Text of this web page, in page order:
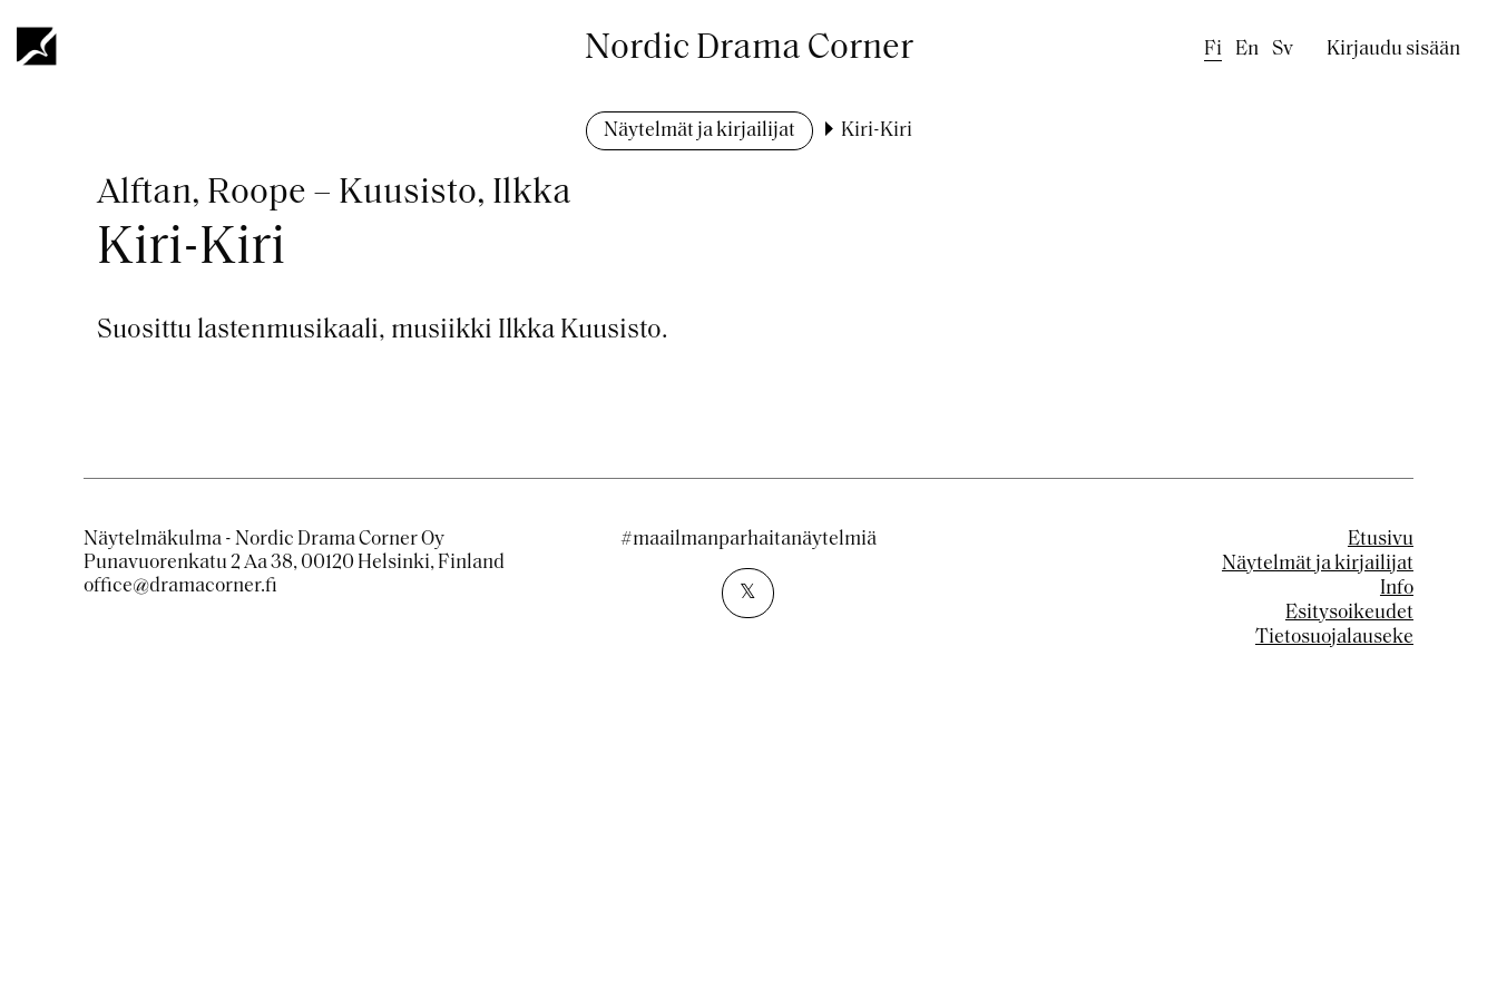
pääsisältöön
Nordic Drama Corner Fi En Sv Kirjaudu sisään
Näytelmät ja kirjailijat Kiri-Kiri
Alftan, Roope – Kuusisto, Ilkka
Kiri-Kiri
Suosittu lastenmusikaali, musiikki Ilkka Kuusisto.
Näytelmäkulma - Nordic Drama Corner Oy
Punavuorenkatu 2 Aa 38, 00120 Helsinki, Finland
office@dramacorner.fi
Etusivu
Näytelmät ja kirjailijat
Info
Esitysoikeudet
Tietosuojalauseke
#maailmanparhaitanäytelmiä
𝕏